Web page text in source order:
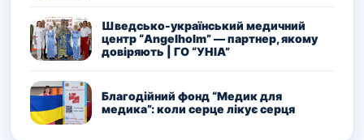
Шведсько-український медичний
центр “Angelholm” — партнер, якому
довіряють | ГО “УНІА”
Благодійний фонд “Медик для
медика”: коли серце лікує серця